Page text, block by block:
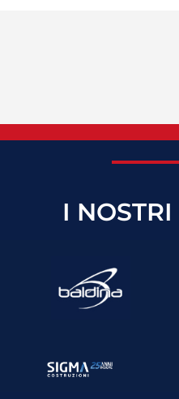
I NOSTRI